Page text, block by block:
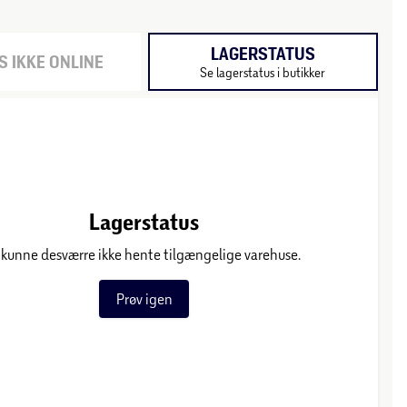
IKKE ONLINE LAGERSTATUS
Se lagerstatus i butikker
Lagerstatus
kunne desværre ikke hente tilgængelige varehuse.
Prøv igen